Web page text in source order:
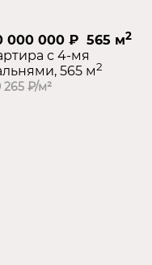
000 000 ₽ 565 м2
с 4-мя
565 м2
265 ₽/м²